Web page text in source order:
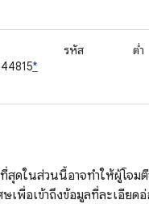
*
รหัส ต่ำ
สุดในส่วนนี้อาจทำให้ผู้โจม
เพื่อเข้าถึงข้อมูลที่ละเอียด